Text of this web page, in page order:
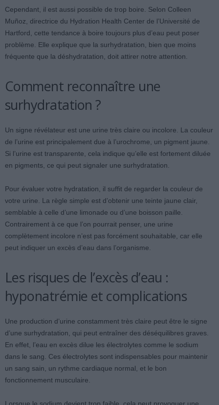
Cependant, il est aussi possible de trop boire. Selon Colleen
Muñoz, directrice du Hydration Health Center de l’Université de
Hartford, cette tendance à boire toujours plus d’eau peut poser
problème. Elle explique que la surhydratation, bien que moins
fréquente que la déshydratation, doit attirer notre attention.
Comment reconnaître une
surhydratation ?
Un signe révélateur est une urine très claire ou incolore. La couleur
de l’urine est principalement due à l’urochrome, un pigment jaune.
Si l’urine est transparente, cela indique qu’elle est fortement diluée
en pigments, ce qui peut signaler une surhydratation.
Pour évaluer votre hydratation, il suffit de regarder la couleur de
votre urine. La règle simple est d’obtenir une teinte jaune clair,
semblable à celle d’une limonade ou d’une boisson paille.
Contrairement à ce que l’on pourrait penser, une urine
complètement incolore n’est pas forcément souhaitable, car elle
peut indiquer un excès d’eau dans l’organisme.
Les risques de l’excès d’eau :
hyponatrémie et complications
Une production d’urine constamment très claire peut être le signe
d’une surhydratation, qui peut entraîner des déséquilibres graves.
En effet, l’eau en excès dilue les électrolytes comme le sodium
dans le sang. Ces électrolytes sont indispensables pour maintenir
un sang sain, un rythme cardiaque normal, et le bon
fonctionnement musculaire.